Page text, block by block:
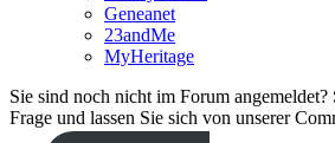
Geneanet
23andMe
MyHeritage
Sie sind noch nicht im Forum angemeldet?
Frage und lassen Sie sich von unserer